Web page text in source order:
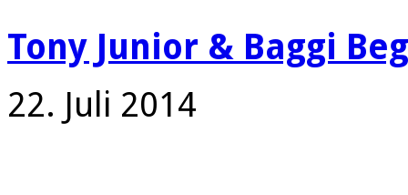
Tony Junior & Baggi
22. Juli 2014